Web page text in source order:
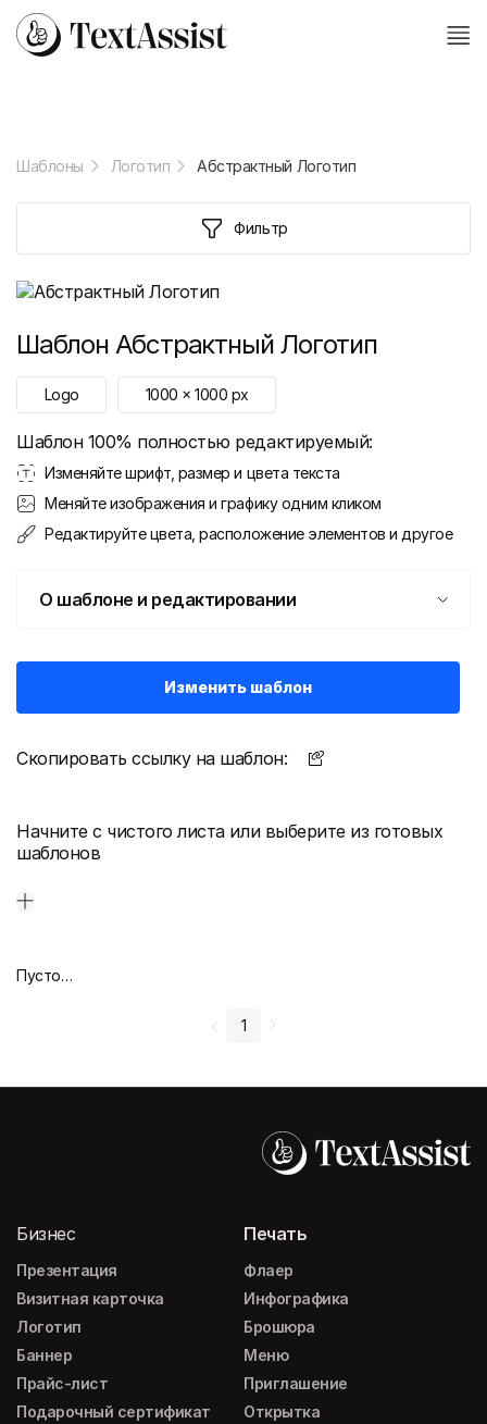
Шаблоны Логотип Абстрактный Логотип
Фильтр
Шаблон Абстрактный Логотип
Logo 1000 x1000 px
Шаблон 100% полностью редактируемый:
Изменяйте шрифт, размер и цвета текста
Меняйте изображения и графику одним кликом
Редактируйте цвета, расположение элементов и другое
О шаблоне и редактировании
Изменить шаблон
Скопировать ссылку на шаблон:
Начните с чистого листа или выберите из готовых
шаблонов
Пустой дизайн-макет
1
Бизнес
Презентация
Визитная карточка
Логотип
Баннер
Прайс-лист
Подарочный сертификат
Печать
Флаер
Инфографика
Брошюра
Меню
Приглашение
Открытка